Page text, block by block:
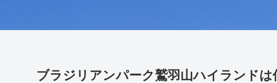
ブラジリアンパーク鷲羽山ハイランド